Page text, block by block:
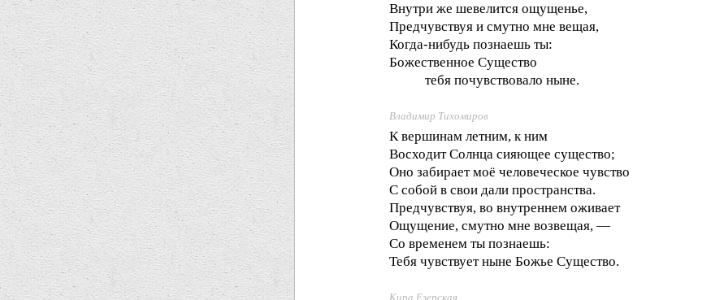
Внутри же шевелится ощущенье,
Предчувствуя и смутно мне вещая,
Когда-нибудь познаешь ты:
Божественное Существо
тебя почувствовало ныне.
Владимир Тихомиров
К вершинам летним, к ним
Восходит Солнца сияющее существо;
Оно забирает моё человеческое чувство
С собой в свои дали пространства.
Предчувствуя, во внутреннем оживает
Ощущение, смутно мне возвещая, —
Со временем ты познаешь:
Тебя чувствует ныне Божье Существо.